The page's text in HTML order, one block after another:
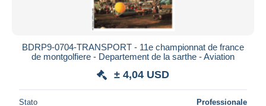
BDRP9-0704-TRANSPORT - 11e championnat de france
de montgolfiere - Departement de la sarthe - Aviation
± 4,04 USD
Stato Professionale